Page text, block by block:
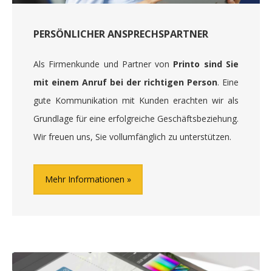
PERSÖNLICHER ANSPRECHSPARTNER
Als Firmenkunde und Partner von Printo sind Sie
mit einem Anruf bei der richtigen Person. Eine
gute Kommunikation mit Kunden erachten wir als
Grundlage für eine erfolgreiche Geschäftsbeziehung.
Wir freuen uns, Sie vollumfänglich zu unterstützen.
Mehr Informationen